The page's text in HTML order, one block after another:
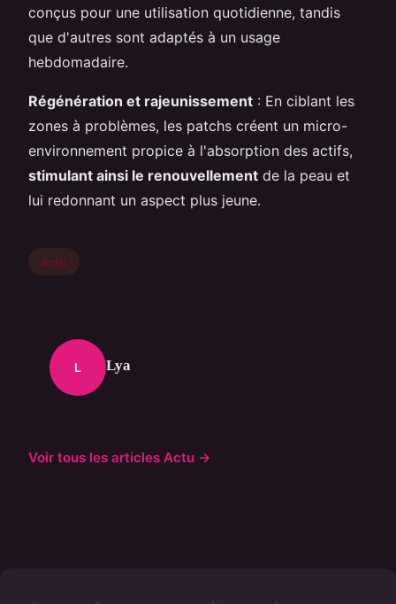
conçus pour une utilisation quotidienne, tandis
que d'autres sont adaptés à un usage
hebdomadaire.
Régénération et rajeunissement : En ciblant les
zones à problèmes, les patchs créent un micro-
environnement propice à l'absorption des actifs,
stimulant ainsi le renouvellement de la peau et
lui redonnant un aspect plus jeune.
Actu
L Lya
Voir tous les articles Actu →